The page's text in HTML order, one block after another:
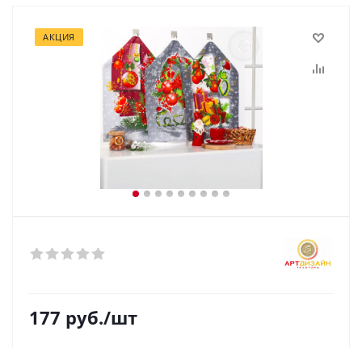
АКЦИЯ
177 руб./шт